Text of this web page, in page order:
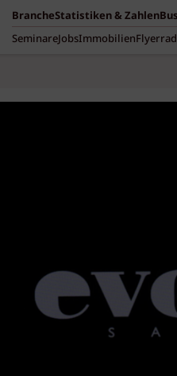
BrancheStatistiken & Zahlen
SeminareJobsImmobilien